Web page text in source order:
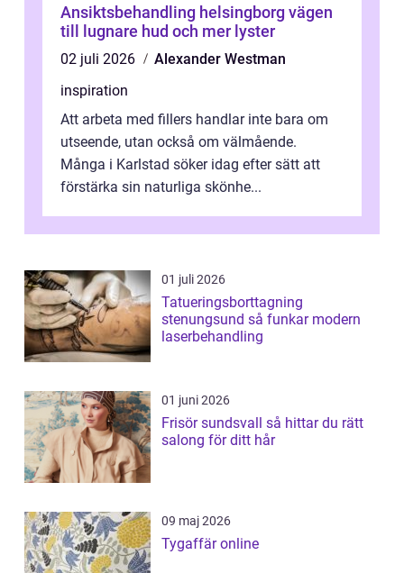
Ansiktsbehandling helsingborg vägen
till lugnare hud och mer lyster
02 juli 2026
Alexander Westman
inspiration
Att arbeta med fillers handlar inte bara om
utseende, utan också om välmående.
Många i Karlstad söker idag efter sätt att
förstärka sin naturliga skönhe...
01 juli 2026
Tatueringsborttagning
stenungsund så funkar modern
laserbehandling
01 juni 2026
Frisör sundsvall så hittar du rätt
salong för ditt hår
09 maj 2026
Tygaffär online